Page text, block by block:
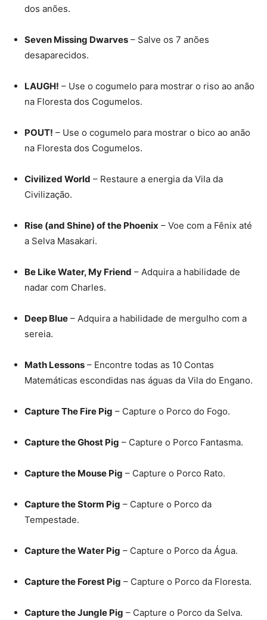
dos anões.
Seven Missing Dwarves – Salve os 7 anões
desaparecidos.
LAUGH! – Use o cogumelo para mostrar o riso ao anão
na Floresta dos Cogumelos.
POUT! – Use o cogumelo para mostrar o bico ao anão
na Floresta dos Cogumelos.
Civilized World – Restaure a energia da Vila da
Civilização.
Rise (and Shine) of the Phoenix – Voe com a Fênix até
a Selva Masakari.
Be Like Water, My Friend – Adquira a habilidade de
nadar com Charles.
Deep Blue – Adquira a habilidade de mergulho com a
sereia.
Math Lessons – Encontre todas as 10 Contas
Matemáticas escondidas nas águas da Vila do Engano.
Capture The Fire Pig – Capture o Porco do Fogo.
Capture the Ghost Pig – Capture o Porco Fantasma.
Capture the Mouse Pig – Capture o Porco Rato.
Capture the Storm Pig – Capture o Porco da
Tempestade.
Capture the Water Pig – Capture o Porco da Água.
Capture the Forest Pig – Capture o Porco da Floresta.
Capture the Jungle Pig – Capture o Porco da Selva.